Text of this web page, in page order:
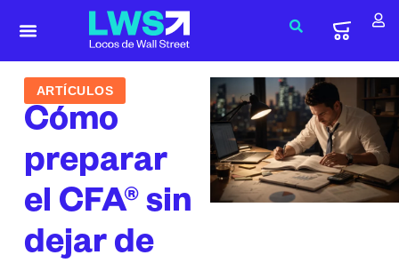
ARTÍCULOS
Cómo
preparar
el CFA® sin
dejar de